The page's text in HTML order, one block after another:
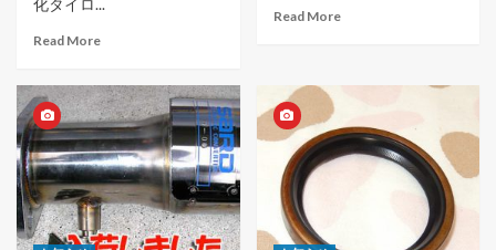
化タイロ...
Read More
Read More